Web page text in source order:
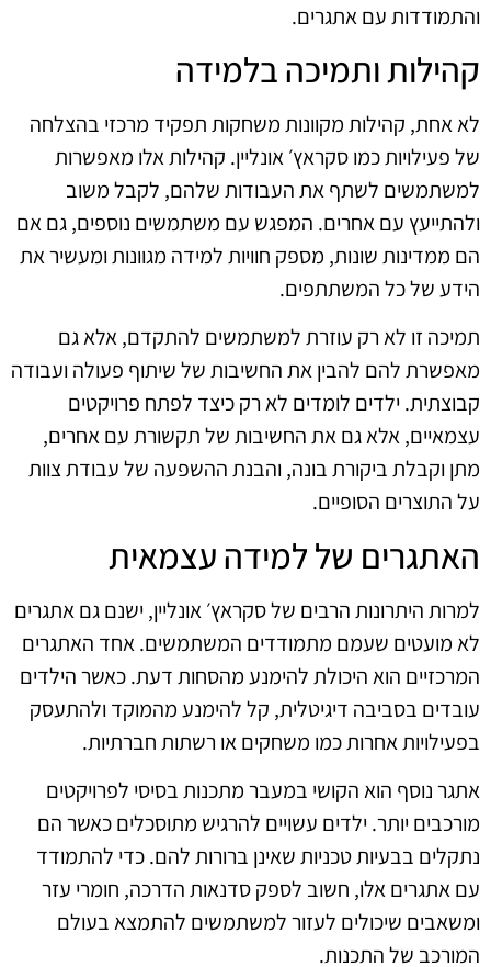
והתמודדות עם אתגרים.
קהילות ותמיכה בלמידה
לא אחת, קהילות מקוונות משחקות תפקיד מרכזי בהצלחה
של פעילויות כמו סקראץ׳ אונליין. קהילות אלו מאפשרות
למשתמשים לשתף את העבודות שלהם, לקבל משוב
ולהתייעץ עם אחרים. המפגש עם משתמשים נוספים, גם אם
הם ממדינות שונות, מספק חוויות למידה מגוונות ומעשיר את
הידע של כל המשתתפים.
תמיכה זו לא רק עוזרת למשתמשים להתקדם, אלא גם
מאפשרת להם להבין את החשיבות של שיתוף פעולה ועבודה
קבוצתית. ילדים לומדים לא רק כיצד לפתח פרויקטים
עצמאיים, אלא גם את החשיבות של תקשורת עם אחרים,
מתן וקבלת ביקורת בונה, והבנת ההשפעה של עבודת צוות
על התוצרים הסופיים.
האתגרים של למידה עצמאית
למרות היתרונות הרבים של סקראץ׳ אונליין, ישנם גם אתגרים
לא מועטים שעמם מתמודדים המשתמשים. אחד האתגרים
המרכזיים הוא היכולת להימנע מהסחות דעת. כאשר הילדים
עובדים בסביבה דיגיטלית, קל להימנע מהמוקד ולהתעסק
בפעילויות אחרות כמו משחקים או רשתות חברתיות.
אתגר נוסף הוא הקושי במעבר מתכנות בסיסי לפרויקטים
מורכבים יותר. ילדים עשויים להרגיש מתוסכלים כאשר הם
נתקלים בבעיות טכניות שאינן ברורות להם. כדי להתמודד
עם אתגרים אלו, חשוב לספק סדנאות הדרכה, חומרי עזר
ומשאבים שיכולים לעזור למשתמשים להתמצא בעולם
המורכב של התכנות.